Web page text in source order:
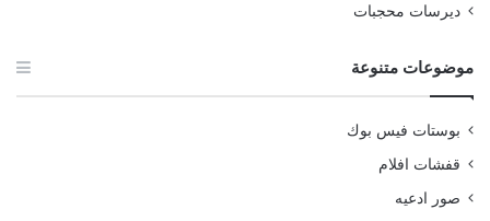
ديرسات محجبات
موضوعات متنوعة
بوستات فيس بوك
قفشات افلام
صور ادعيه